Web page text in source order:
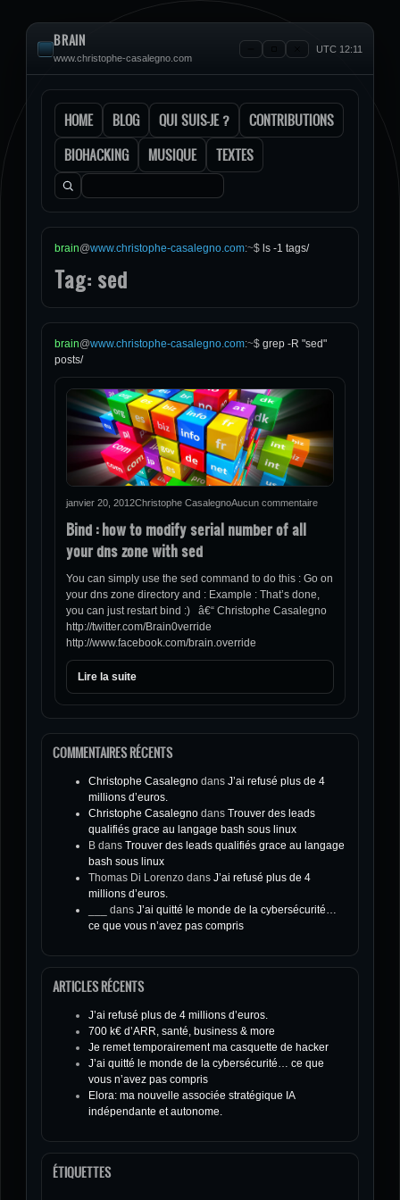
BRAIN
www.christophe-casalegno.com
UTC 12:11
HOME BLOG QUI SUIS-JE ?
CONTRIBUTIONS
BIOHACKING
MUSIQUE TEXTES
Rechercher :
brain@www.christophe-casalegno.com:~$ ls -1 tags/
Tag: sed
brain@www.christophe-casalegno.com:~$ grep -R "sed"
posts/
janvier 20, 2012Christophe CasalegnoAucun commentaire
Bind : how to modify serial number of all
your dns zone with sed
You can simply use the sed command to do this : Go on
your dns zone directory and : Example : That’s done,
you can just restart bind :) â€“ Christophe Casalegno
http://twitter.com/Brain0verride
http://www.facebook.com/brain.override
Lire la suite
COMMENTAIRES RÉCENTS
Christophe Casalegno dans J’ai refusé plus de 4
millions d’euros.
Christophe Casalegno dans Trouver des leads
qualifiés grace au langage bash sous linux
B dans Trouver des leads qualifiés grace au langage
bash sous linux
Thomas Di Lorenzo dans J’ai refusé plus de 4
millions d’euros.
dans J’ai quitté le monde de la cybersécurité…
ce que vous n’avez pas compris
ARTICLES RÉCENTS
J’ai refusé plus de 4 millions d’euros.
700 k€ d’ARR, santé, business & more
Je remet temporairement ma casquette de hacker
J’ai quitté le monde de la cybersécurité… ce que
vous n’avez pas compris
Elora: ma nouvelle associée stratégique IA
indépendante et autonome.
ÉTIQUETTES